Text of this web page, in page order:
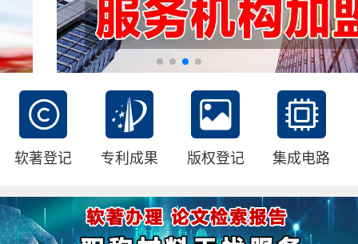
软著登记 专利成果 版权登记 集成电路